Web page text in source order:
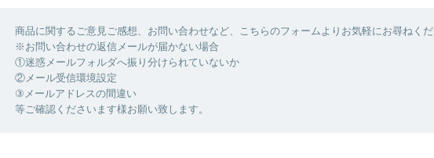
商品に関するご意見ご感想、お問い合わせなど、こちらのフォームよりお気軽にお尋ねくだ
※お問い合わせの返信メールが届かない場合
①迷惑メールフォルダへ振り分けられていないか
②メール受信環境設定
③メールアドレスの間違い
等ご確認くださいます様お願い致します。